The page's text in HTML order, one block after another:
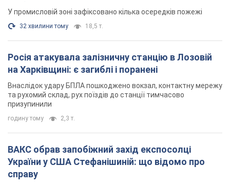
У промисловій зоні зафіксовано кілька осередків пожежі
32 хвилини тому 18,5 т.
Росія атакувала залізничну станцію в Лозовій
на Харківщині: є загиблі і поранені
Внаслідок удару БПЛА пошкоджено вокзал, контактну мережу
та рухомий склад, рух поїздів до станції тимчасово
призупинили
годину тому 2,3 т.
ВАКС обрав запобіжний захід експосолці
України у США Стефанішиній: що відомо про
справу